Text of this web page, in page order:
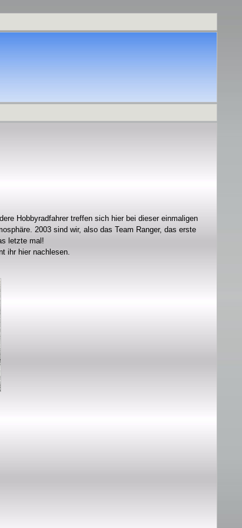
Hobbyradfahrer treffen sich hier bei dieser einmaligen
2003 sind wir, also das Team Ranger, das erste
letzte mal!
ihr hier nachlesen.